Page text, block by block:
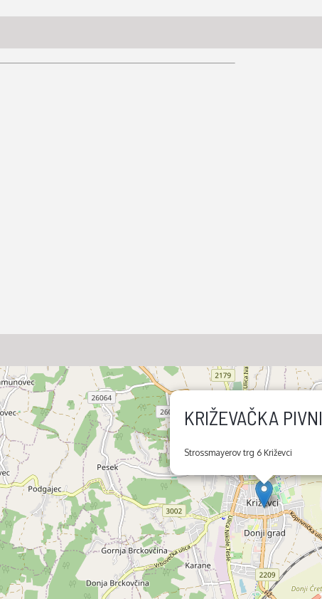
KRIŽEVAČKA
Strossmayerov trg 6 Križevci